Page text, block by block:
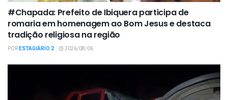
#Chapada: Prefeito de Ibiquera participa de
romaria em homenagem ao Bom Jesus e destaca
tradição religiosa na região
PORESTAGIÁRIO 2 2026/08/06